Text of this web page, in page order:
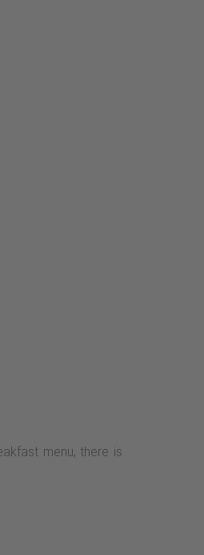
menu, there is